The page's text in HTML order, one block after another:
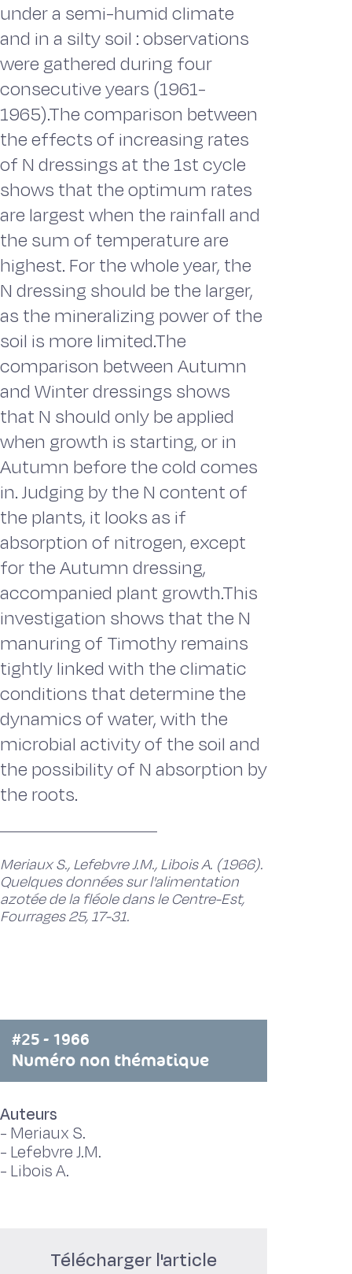
under a semi-humid climate
and in a silty soil : observations
were gathered during four
consecutive years (1961-
1965).The comparison between
the effects of increasing rates
of N dressings at the 1st cycle
shows that the optimum rates
are largest when the rainfall and
the sum of temperature are
highest. For the whole year, the
N dressing should be the larger,
as the mineralizing power of the
soil is more limited.The
comparison between Autumn
and Winter dressings shows
that N should only be applied
when growth is starting, or in
Autumn before the cold comes
in. Judging by the N content of
the plants, it looks as if
absorption of nitrogen, except
for the Autumn dressing,
accompanied plant growth.This
investigation shows that the N
manuring of Timothy remains
tightly linked with the climatic
conditions that determine the
dynamics of water, with the
microbial activity of the soil and
the possibility of N absorption by
the roots.
Meriaux S., Lefebvre J.M., Libois A. (1966).
Quelques données sur l'alimentation
azotée de la fléole dans le Centre-Est,
Fourrages 25, 17-31.
#25 - 1966
Numéro non thématique
Auteurs
- Meriaux S.
- Lefebvre J.M.
- Libois A.
Télécharger l'article